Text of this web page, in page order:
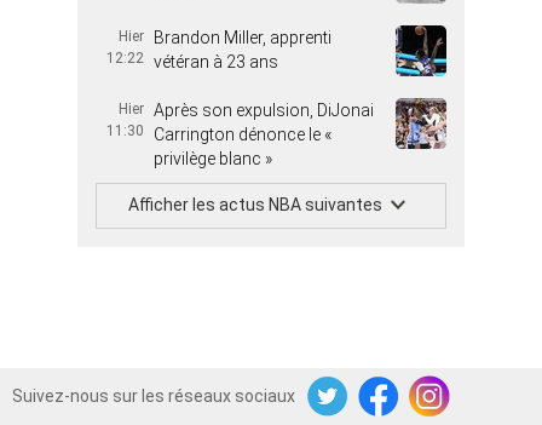
Hier
12:22
Brandon Miller, apprenti
vétéran à 23 ans
Hier
11:30
Après son expulsion, DiJonai
Carrington dénonce le «
privilège blanc »
Afficher les actus NBA suivantes
Suivez-nous sur les réseaux sociaux
TwitterFacebookInstagram